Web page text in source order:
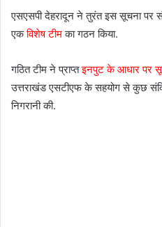
एसएसपी देहरादून ने तुरंत इस सूचना पर
एकविशेष टीमका गठन किया.
गठित टीम ने प्राप्तइनपुट के आधार पर
उत्तराखंड एसटीएफ के सहयोग से कुछ
निगरानी की.